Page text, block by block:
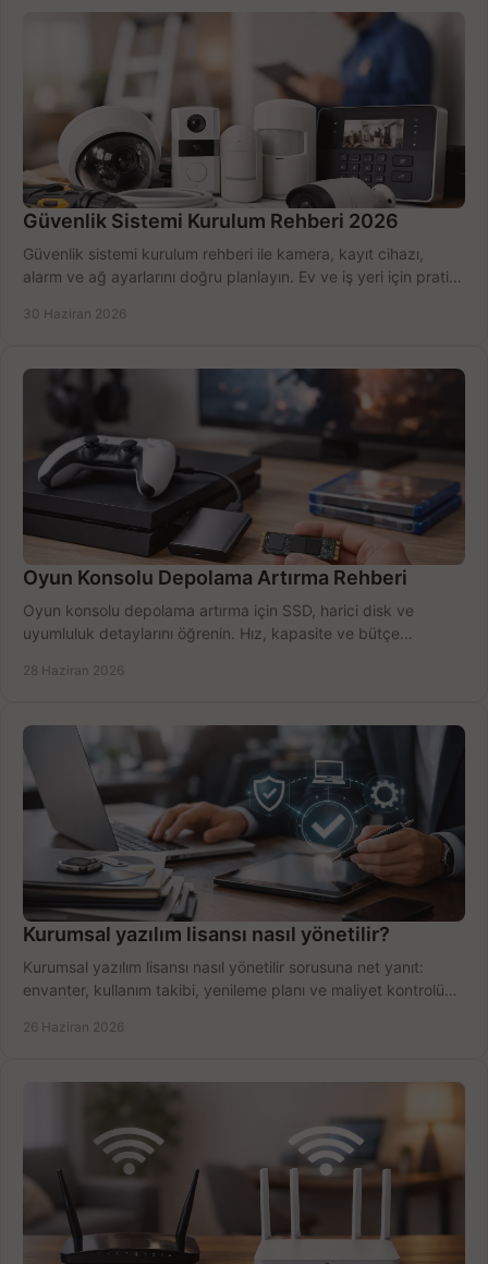
Güvenlik Sistemi Kurulum Rehberi 2026
Güvenlik sistemi kurulum rehberi ile kamera, kayıt cihazı,
alarm ve ağ ayarlarını doğru planlayın. Ev ve iş yeri için pratik
30 Haziran 2026
Oyun Konsolu Depolama Artırma Rehberi
Oyun konsolu depolama artırma için SSD, harici disk ve
uyumluluk detaylarını öğrenin. Hız, kapasite ve bütçe
28 Haziran 2026
Kurumsal yazılım lisansı nasıl yönetilir?
Kurumsal yazılım lisansı nasıl yönetilir sorusuna net yanıt:
envanter, kullanım takibi, yenileme planı ve maliyet kontrolü
26 Haziran 2026